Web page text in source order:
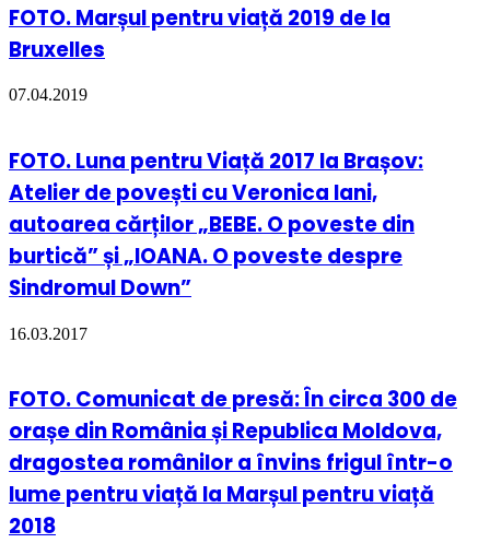
FOTO. Marșul pentru viață 2019 de la
Bruxelles
07.04.2019
FOTO. Luna pentru Viață 2017 la Brașov:
Atelier de povești cu Veronica Iani,
autoarea cărților „BEBE. O poveste din
burtică” și „IOANA. O poveste despre
Sindromul Down”
16.03.2017
FOTO. Comunicat de presă: În circa 300 de
orașe din România și Republica Moldova,
dragostea românilor a învins frigul într-o
lume pentru viață la Marșul pentru viață
2018